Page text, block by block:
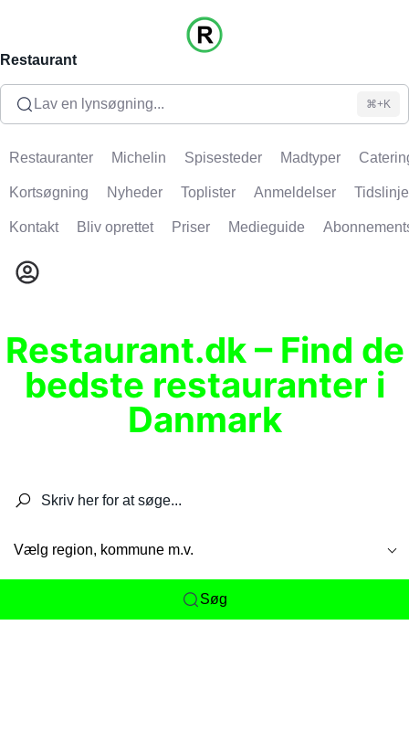
Restaurant
Lav en lynsøgning... ⌘+K
Restauranter Michelin Spisesteder Madtyper
Kortsøgning Nyheder Toplister Anmeldelser Tidslinje
Kontakt Bliv oprettet Priser Medieguide
Restaurant.dk – Find de
bedste restauranter i
Danmark
Vælg region, kommune m.v.
Søg